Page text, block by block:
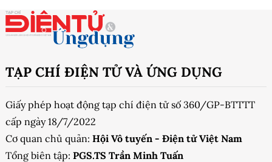
TẠP CHÍ ĐIỆN TỬ VÀ ỨNG DỤNG
Giấy phép hoạt động tạp chí điện tử số 360/GP-BTTTT
cấp ngày 18/7/2022
Cơ quan chủ quản: Hội Vô tuyến - Điện tử Việt Nam
Tổng biên tập: PGS.TS Trần Minh Tuấn